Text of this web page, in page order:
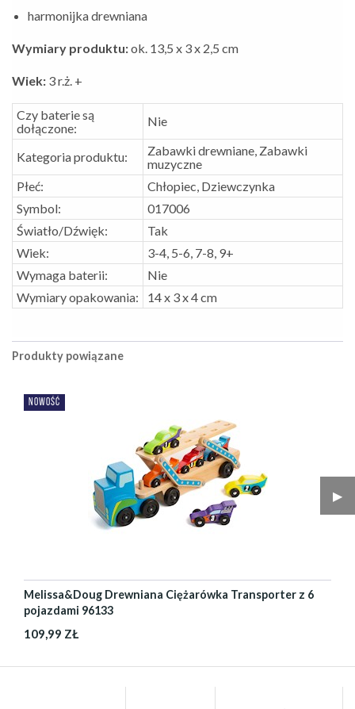
harmonijka drewniana
Wymiary produktu:ok. 13,5 x 3 x 2,5 cm
Wiek: 3 r.ż. +
Czy baterie są
dołączone:
Nie
Kategoria produktu:
Zabawki drewniane, Zabawki
muzyczne
Płeć:
Chłopiec, Dziewczynka
Symbol:
017006
Światło/Dźwięk:
Tak
Wiek:
3-4, 5-6, 7-8, 9+
Wymaga baterii:
Nie
Wymiary opakowania:
14 x 3 x 4 cm
Produkty powiązane
▶︎
NOWOŚĆ
Melissa&Doug Drewniana Ciężarówka Transporter z 6
pojazdami 96133
109,99 ZŁ